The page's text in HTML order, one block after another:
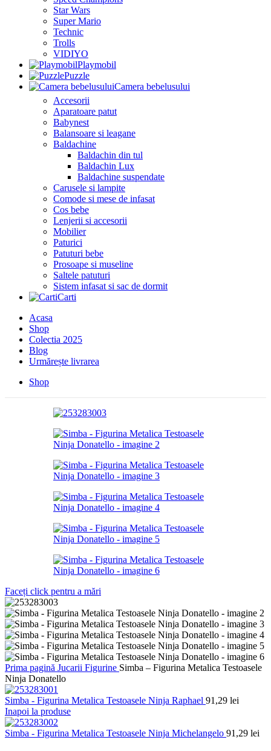
Star Wars
Super Mario
Technic
Trolls
VIDIYO
Playmobil
Puzzle
Camera bebelusului
Accesorii
Aparatoare patut
Babynest
Balansoare si leagane
Baldachine
Baldachin din tul
Baldachin Lux
Baldachine suspendate
Carusele si lampite
Comode si mese de infasat
Cos bebe
Lenjerii si accesorii
Mobilier
Paturici
Patuturi bebe
Prosoape si museline
Saltele patuturi
Sistem infasat si sac de dormit
Carti
Acasa
Shop
Colectia 2025
Blog
Urmărește livrarea
Shop
Faceți click pentru a mări
Prima pagină Jucarii Figurine Simba – Figurina Metalica Testoasele
Ninja Donatello
Simba - Figurina Metalica Testoasele Ninja Raphael 91,29 lei
Inapoi la produse
Simba - Figurina Metalica Testoasele Ninja Michelangelo 91,29 lei